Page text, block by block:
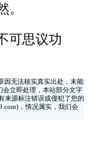
。
可思议功
因无法核实真实出处，未能
会立即处理，本站部分文字
来源标注错误或侵犯了您的
，情况属实，我们会